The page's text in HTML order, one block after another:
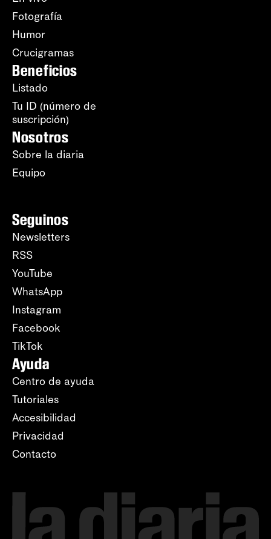
Fotografía
Humor
Crucigramas
Beneficios
Listado
Tu ID (número de
suscripción)
Nosotros
Sobre la diaria
Equipo
Seguinos
Newsletters
RSS
YouTube
WhatsApp
Instagram
Facebook
TikTok
Ayuda
Centro de ayuda
Tutoriales
Accesibilidad
Privacidad
Contacto